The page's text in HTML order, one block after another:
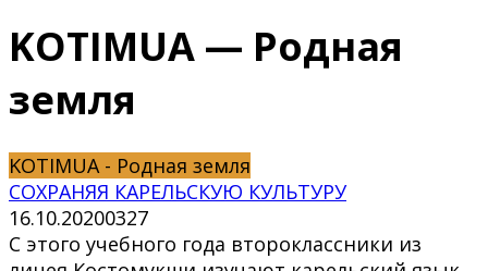
KOTIMUA — Родная
земля
KOTIMUA - Родная земля
СОХРАНЯЯ КАРЕЛЬСКУЮ КУЛЬТУРУ
16.10.20200327
С этого учебного года второклассники из